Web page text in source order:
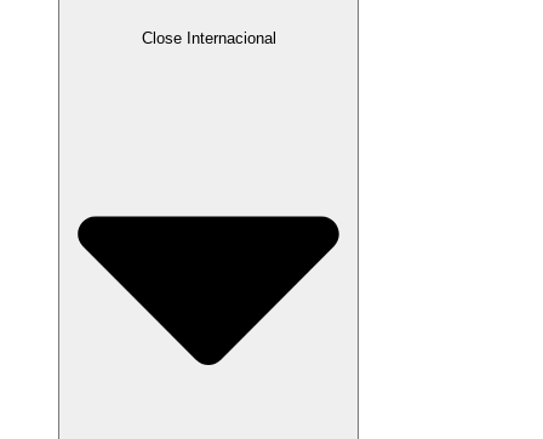
Close Internacional